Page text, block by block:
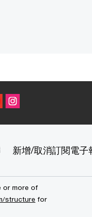
新增/取消訂閱電子
or more of
structure for